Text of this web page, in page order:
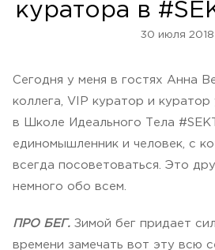
куратора в
30 июля 2018
Сегодня у меня в гостях Анна
коллега, VIP куратор и куратор
в Школе Идеального Тела
единомышленник и человек, с
всегда посоветоваться. Это
немного обо всем.
ПРО БЕГ. Зимой бег придает
времени замечать вот эту всю